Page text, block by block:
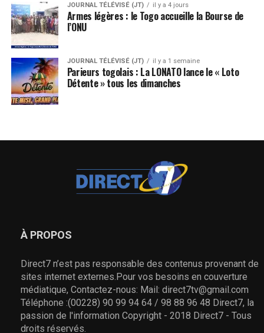
JOURNAL TÉLÉVISÉ (JT) il y a 4 jours
Armes légères : le Togo accueille la Bourse de
l’ONU
JOURNAL TÉLÉVISÉ (JT) il y a 1 semaine
Parieurs togolais : La LONATO lance le « Loto
Détente » tous les dimanches
À PROPOS
Direct7 n’est pas responsable des contenus provenant de
sites internet externes.Pour vos besoins en couverture
médiatique, Contactez-nous: Mail: direct7tv@gmail.com
Téléphone :(00228) 90 99 94 64 / 98 88 96 48 Direct7, la
passion de l'information Copyright - 2018 Direct7 - Tous
droits réservés.